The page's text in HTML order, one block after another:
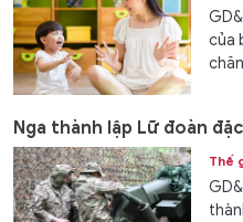
của
Nga thành lập Lữ đoàn
Thế